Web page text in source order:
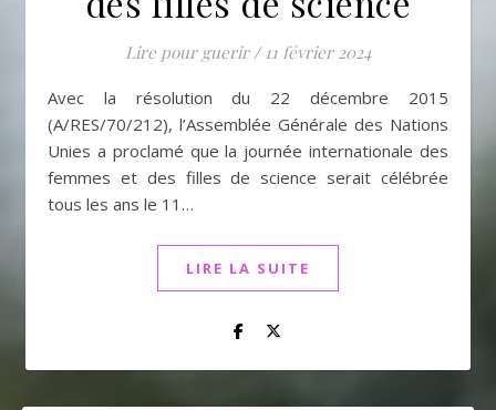
Lire pour guerir / 11 février 2024
Avec la résolution du 22 décembre 2015
(A/RES/70/212), l’Assemblée Générale des Nations
Unies a proclamé que la journée internationale des
femmes et des filles de science serait célébrée
tous les ans le 11…
LIRE LA SUITE